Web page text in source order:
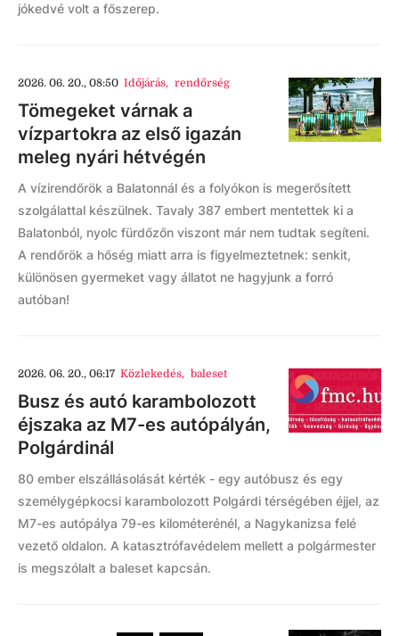
jókedvé volt a főszerep.
2026. 06. 20., 08:50 Időjárás, rendőrség
Tömegeket várnak a
vízpartokra az első igazán
meleg nyári hétvégén
A vízirendőrök a Balatonnál és a folyókon is megerősített
szolgálattal készülnek. Tavaly 387 embert mentettek ki a
Balatonból, nyolc fürdőzőn viszont már nem tudtak segíteni.
A rendőrök a hőség miatt arra is figyelmeztetnek: senkit,
különösen gyermeket vagy állatot ne hagyjunk a forró
autóban!
2026. 06. 20., 06:17 Közlekedés, baleset
Busz és autó karambolozott
éjszaka az M7-es autópályán,
Polgárdinál
80 ember elszállásolását kérték - egy autóbusz és egy
személygépkocsi karambolozott Polgárdi térségében éjjel, az
M7-es autópálya 79-es kilométerénél, a Nagykanizsa felé
vezető oldalon. A katasztrófavédelem mellett a polgármester
is megszólalt a baleset kapcsán.